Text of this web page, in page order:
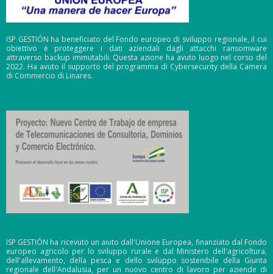
ISP GESTIÓN ha beneficiato del Fondo europeo di sviluppo regionale, il cui
obiettivo è proteggere i dati aziendali dagli attacchi ransomware
attraverso backup immutabili. Questa azione ha avuto luogo nel corso del
2022. Ha avuto il supporto del programma di Cybersecurity della Camera
di Commercio di Linares.
ISP GESTIÓN ha ricevuto un aiuto dall'Unione Europea, finanziato dal Fondo
europeo agricolo per lo sviluppo rurale e dal Ministero dell'agricoltura,
dell'allevamento, della pesca e dello sviluppo sostenibile della Giunta
regionale dell'Andalusia, per un nuovo centro di lavoro per aziende di